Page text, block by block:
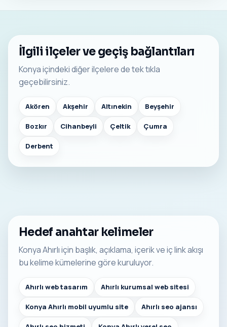
İlgili ilçeler ve geçiş bağlantıları
Konya içindeki diğer ilçelere de tek tıkla
geçebilirsiniz.
Akören Akşehir Altınekin Beyşehir
Bozkır Cihanbeyli Çeltik Çumra
Derbent
Hedef anahtar kelimeler
Konya Ahırlı için başlık, açıklama, içerik ve iç link akışı
bu kelime kümelerine göre kuruluyor.
Ahırlı web tasarım Ahırlı kurumsal web sitesi
Konya Ahırlı mobil uyumlu site Ahırlı seo ajansı